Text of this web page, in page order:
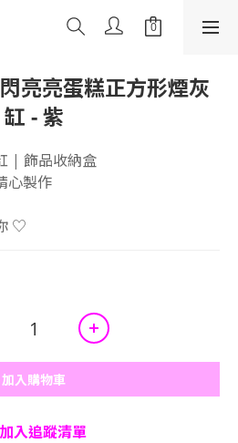
亮亮蛋糕正方形煙灰
缸 - 紫
| 飾品收納盒
心製作
♡
加入購物車
加入追蹤清單